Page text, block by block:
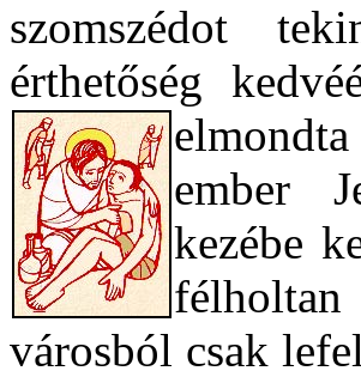
szomszédot
érthetőség
elmondta
ember
kezébe
városból csak